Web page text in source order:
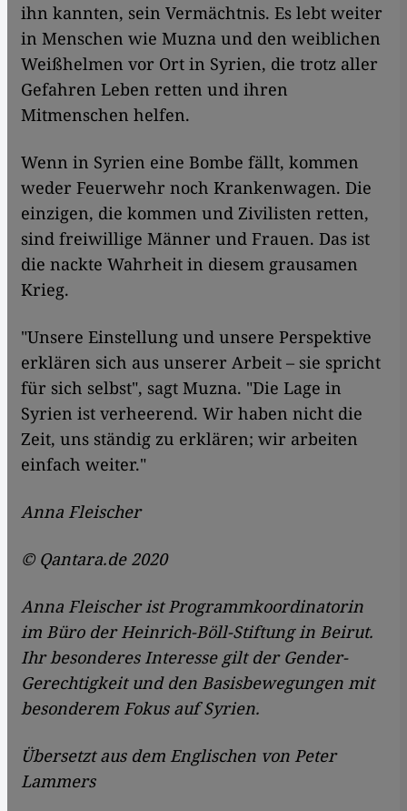
ihn kannten, sein Vermächtnis. Es lebt weiter
in Menschen wie Muzna und den weiblichen
Weißhelmen vor Ort in Syrien, die trotz aller
Gefahren Leben retten und ihren
Mitmenschen helfen.
Wenn in Syrien eine Bombe fällt, kommen
weder Feuerwehr noch Krankenwagen. Die
einzigen, die kommen und Zivilisten retten,
sind freiwillige Männer und Frauen. Das ist
die nackte Wahrheit in diesem grausamen
Krieg.
"Unsere Einstellung und unsere Perspektive
erklären sich aus unserer Arbeit – sie spricht
für sich selbst", sagt Muzna. "Die Lage in
Syrien ist verheerend. Wir haben nicht die
Zeit, uns ständig zu erklären; wir arbeiten
einfach weiter."
Anna Fleischer
© Qantara.de 2020
Anna Fleischer ist Programmkoordinatorin
im Büro der Heinrich-Böll-Stiftung in Beirut.
Ihr besonderes Interesse gilt der Gender-
Gerechtigkeit und den Basisbewegungen mit
besonderem Fokus auf Syrien.
Übersetzt aus dem Englischen von Peter
Lammers